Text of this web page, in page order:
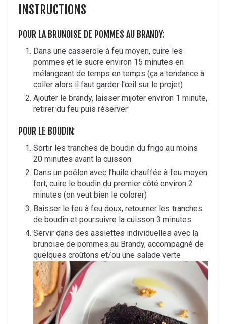
INSTRUCTIONS
POUR LA BRUNOISE DE POMMES AU BRANDY:
Dans une casserole à feu moyen, cuire les
pommes et le sucre environ 15 minutes en
mélangeant de temps en temps (ça a tendance à
coller alors il faut garder l'œil sur le projet)
Ajouter le brandy, laisser mijoter environ 1 minute,
retirer du feu puis réserver
POUR LE BOUDIN:
Sortir les tranches de boudin du frigo au moins
20 minutes avant la cuisson
Dans un poêlon avec l’huile chauffée à feu moyen
fort, cuire le boudin du premier côté environ 2
minutes (on veut bien le colorer)
Baisser le feu à feu doux, retourner les tranches
de boudin et poursuivre la cuisson 3 minutes
Servir dans des assiettes individuelles avec la
brunoise de pommes au Brandy, accompagné de
quelques croûtons et/ou une salade verte